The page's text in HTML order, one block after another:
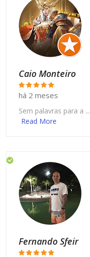
Caio Monteiro
há 2 meses
Sem palavras para a ...
Read More
Fernando Sfeir